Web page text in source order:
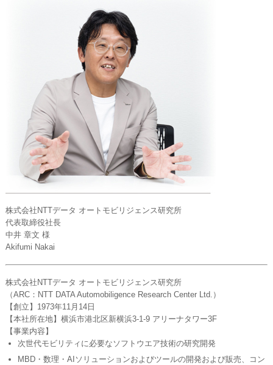
株式会社NTTデータ オートモビリジェンス研究所
代表取締役社長
中井 章文 様
Akifumi Nakai
株式会社NTTデータ オートモビリジェンス研究所
（ARC：NTT DATA Automobiligence Research Center Ltd.）
【創立】1973年11月14日
【本社所在地】横浜市港北区新横浜3-1-9 アリーナタワー3F
【事業内容】
次世代モビリティに必要なソフトウエア技術の研究開発
MBD・数理・AIソリューションおよびツールの開発および販売、コン